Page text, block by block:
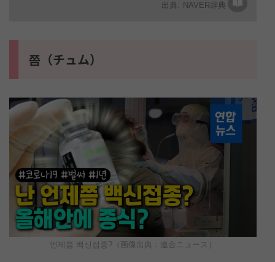
NAVER辞典
쯤（チュム）
언제쯤 백신접종?（画像出典：連合ニュース）